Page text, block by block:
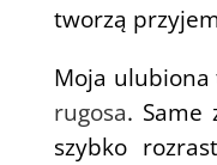
tworzą
Moja ulubiona
rugosa. Same
szybko